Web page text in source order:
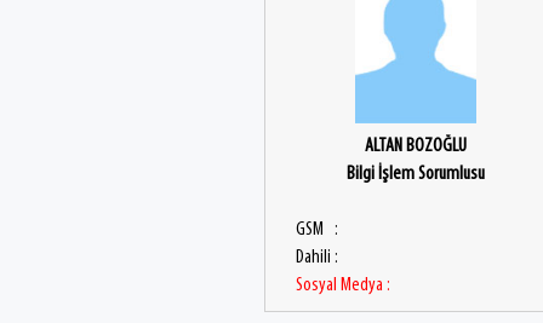
ALTAN BOZOĞLU
Bilgi İşlem Sorumlusu
GSM :
Dahili :
Sosyal Medya :